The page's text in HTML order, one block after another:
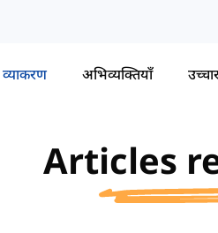
व्याकरण अभिव्यक्तियाँ
Articles